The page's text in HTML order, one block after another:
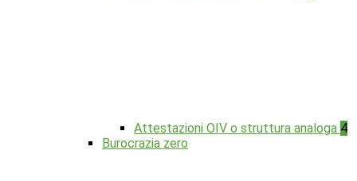
Attestazioni OIV o struttura analoga 4
Burocrazia zero